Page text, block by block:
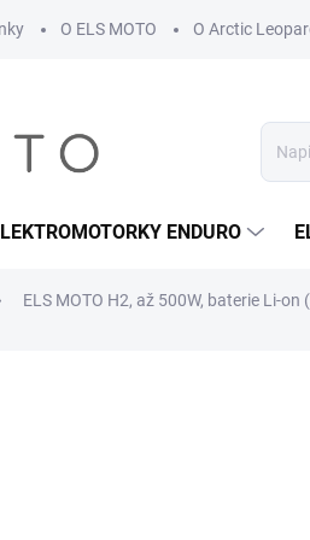
O ELS MOTO O Arctic
ENDURO
ELS MOTO H2, až 500W, baterie Li-on